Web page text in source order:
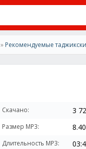
» Рекомендуемые
Скачано: 3
Размер MP3: 8.40
Длительность MP3: